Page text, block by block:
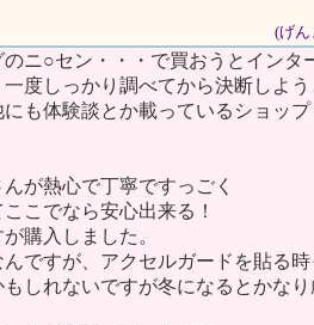
(げん
ニ○セン・・・で買おうとインタ
度しっかり調べてから決断しよ
も体験談とか載っているショッ
が熱心で丁寧ですっごく
こでなら安心出来る！
購入しました。
ですが、アクセルガードを貼る
しれないですが冬になるとかな